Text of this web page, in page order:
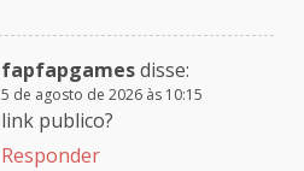
fapfapgamesdisse:
5 de agosto de 2026 às 10:15
link publico?
Responder